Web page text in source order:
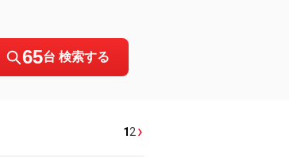
65台 検索する
12 ›